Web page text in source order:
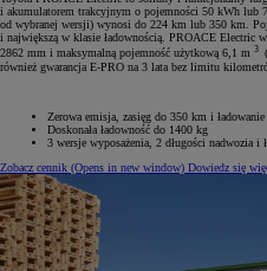
i akumulatorem trakcyjnym o pojemności 50 kWh lub
od wybranej wersji) wynosi do 224 km lub 350 km.
i największą w klasie ładownością. PROACE Electric
2862 mm i maksymalną pojemność użytkową 6,1 m 3
również gwarancja E-PRO na 3 lata bez limitu
Zerowa emisja, zasięg do 350 km i
Doskonała ładowność do 1400 kg
3 wersje wyposażenia, 2‎ długości nadwozia i
Zobacz cennik (Opens in new window) Dowiedz się